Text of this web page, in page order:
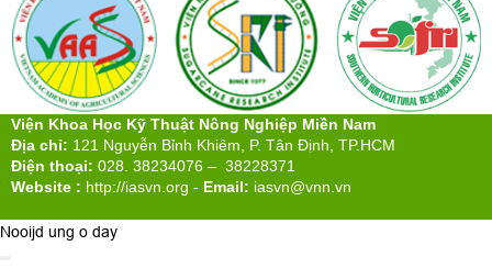
Viện Khoa Học Kỹ Thuật Nông Nghiệp Miền Nam
Địa chỉ: 121 Nguyễn Bỉnh Khiêm, P. Tân Định, TP.HCM
Điện thoại: 028. 38234076 – 38228371
Website : http://iasvn.org - Email: iasvn@vnn.vn
Nooijd ung o day